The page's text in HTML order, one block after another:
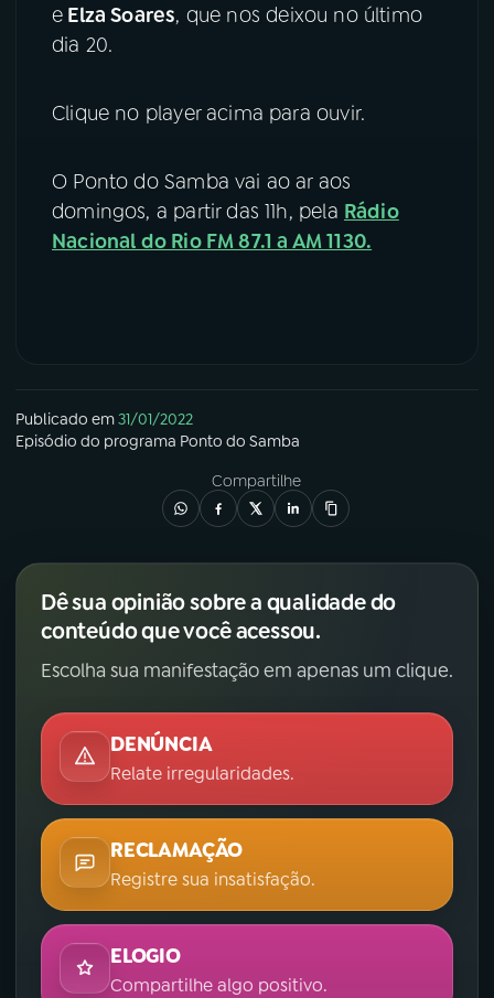
e Elza Soares, que nos deixou no último
dia 20.
Clique no player acima para ouvir.
O Ponto do Samba vai ao ar aos
domingos, a partir das 11h, pela Rádio
Nacional do Rio FM 87.1 a AM 1130.
Publicado em31/01/2022
Episódio do programa Ponto do Samba
Compartilhe
Dê sua opinião sobre a qualidade do
conteúdo que você acessou.
Escolha sua manifestação em apenas um clique.
DENÚNCIA
Relate irregularidades.
RECLAMAÇÃO
Registre sua insatisfação.
ELOGIO
Compartilhe algo positivo.